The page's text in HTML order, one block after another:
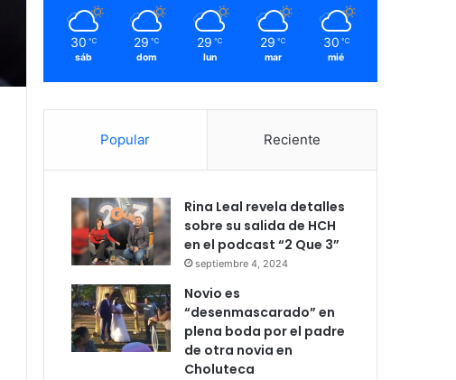
30 ℃
sáb
29 ℃
dom
29 ℃
lun
29 ℃
mar
30 ℃
mié
Popular Reciente
Rina Leal revela detalles
sobre su salida de HCH
en el podcast “2 Que 3”
septiembre 4, 2024
Novio es
“desenmascarado” en
plena boda por el padre
de otra novia en
Choluteca